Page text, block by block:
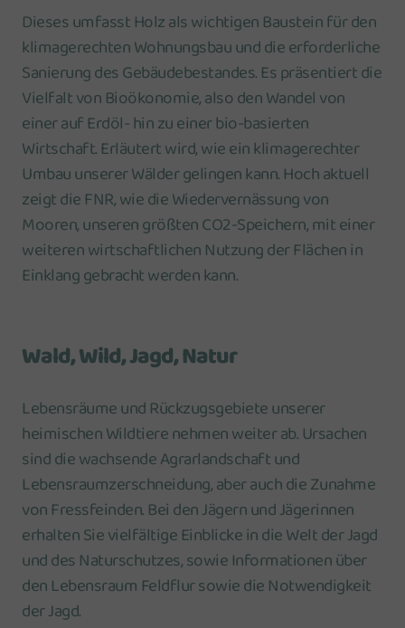
Dieses umfasst Holz als wichtigen Baustein für den
klimagerechten Wohnungsbau und die erforderliche
Sanierung des Gebäudebestandes. Es präsentiert die
Vielfalt von Bioökonomie, also den Wandel von
einer auf Erdöl- hin zu einer bio-basierten
Wirtschaft. Erläutert wird, wie ein klimagerechter
Umbau unserer Wälder gelingen kann. Hoch aktuell
zeigt die FNR, wie die Wiedervernässung von
Mooren, unseren größten CO2-Speichern, mit einer
weiteren wirtschaftlichen Nutzung der Flächen in
Einklang gebracht werden kann.
Wald, Wild, Jagd, Natur
Lebensräume und Rückzugsgebiete unserer
heimischen Wildtiere nehmen weiter ab. Ursachen
sind die wachsende Agrarlandschaft und
Lebensraumzerschneidung, aber auch die Zunahme
von Fressfeinden. Bei den Jägern und Jägerinnen
erhalten Sie vielfältige Einblicke in die Welt der Jagd
und des Naturschutzes, sowie Informationen über
den Lebensraum Feldflur sowie die Notwendigkeit
der Jagd.